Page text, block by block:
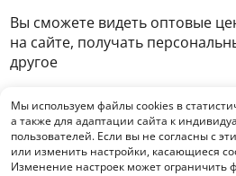
Вы сможете видеть оптовые
на сайте, получать
другое
Мы используем файлы cookies в
а также для адаптации сайта к
пользователей. Если вы не согласны с
или изменить настройки, касающиеся
Изменение настроек может ограничить